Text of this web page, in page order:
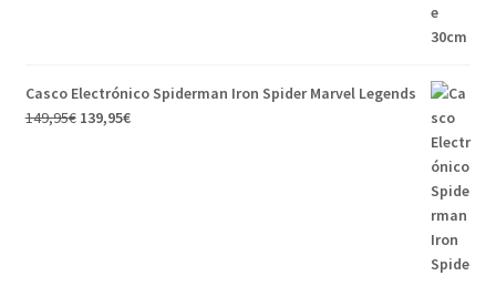
Casco Electrónico Spiderman Iron Spider Marvel Legends
149,95€ 139,95€